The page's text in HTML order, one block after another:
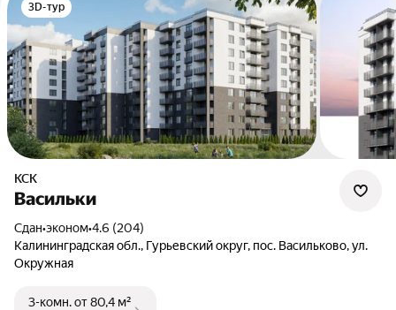
3D-тур
КСК
Васильки
Сдан•эконом•4.6 (204)
Калининградская обл., Гурьевский округ, пос. Васильково, ул.
Окружная
3-комн.от 80,4 м²